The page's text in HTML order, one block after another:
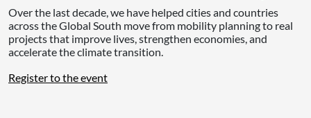
Over the last decade, we have helped cities and countries
across the Global South move from mobility planning to real
projects that improve lives, strengthen economies, and
accelerate the climate transition.
Register to the event